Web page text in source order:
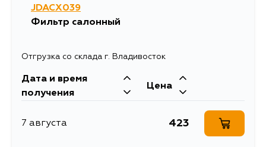
JDACX039
Фильтр салонный
Отгрузка со склада г. Владивосток
Дата и время
получения
Цена
7 августа 423